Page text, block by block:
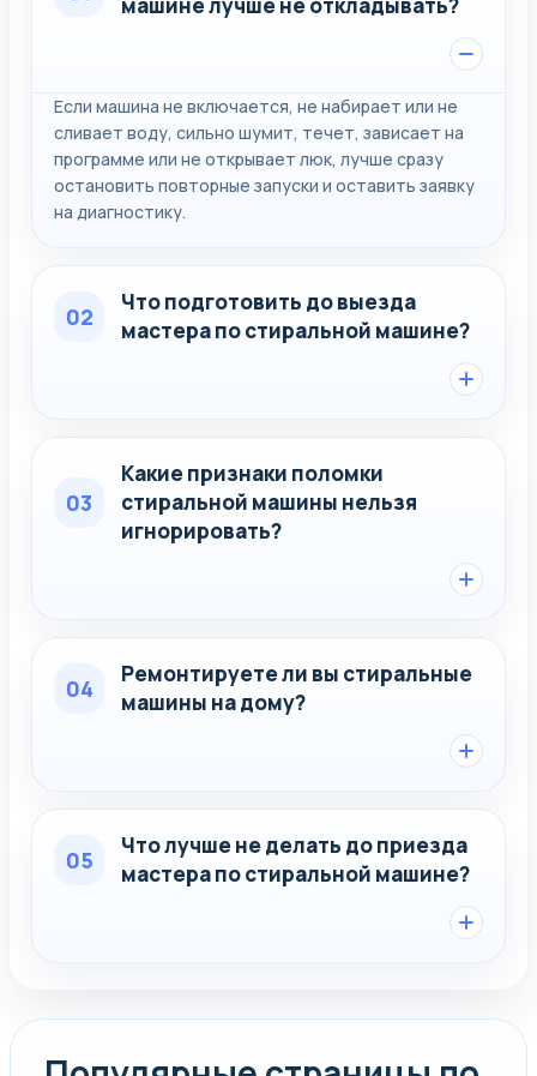
Если машина не включается, не набирает или не
сливает воду, сильно шумит, течет, зависает на
программе или не открывает люк, лучше сразу
остановить повторные запуски и оставить заявку
на диагностику.
02
Что подготовить до выезда
мастера по стиральной машине?
03
Какие признаки поломки
стиральной машины нельзя
игнорировать?
04
Ремонтируете ли вы стиральные
машины на дому?
05
Что лучше не делать до приезда
мастера по стиральной машине?